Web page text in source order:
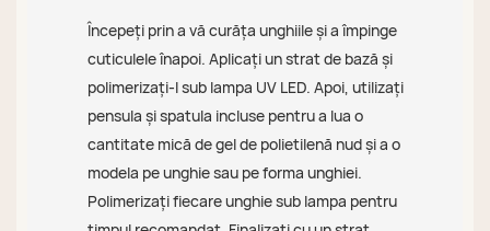
Începeți prin a vă curăța unghiile și a împinge
cuticulele înapoi. Aplicați un strat de bază și
polimerizați-l sub lampa UV LED. Apoi, utilizați
pensula și spatula incluse pentru a lua o
cantitate mică de gel de polietilenă nud și a o
modela pe unghie sau pe forma unghiei.
Polimerizați fiecare unghie sub lampa pentru